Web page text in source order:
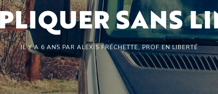
SANS
6 ANS PAR ALEXIS FRÉCHETTE, PROF EN LIBERTÉ